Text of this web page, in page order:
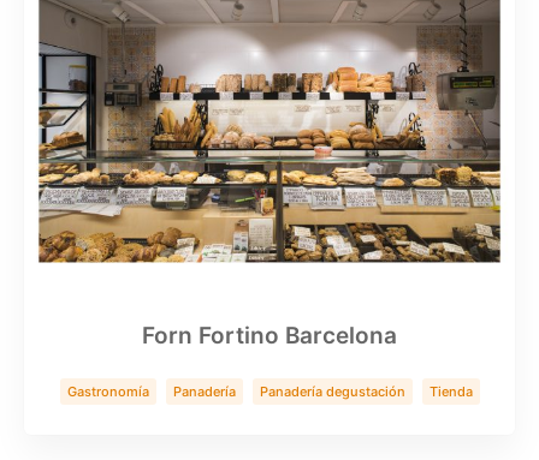
Forn Fortino Barcelona
Gastronomía Panadería Panadería degustación Tienda